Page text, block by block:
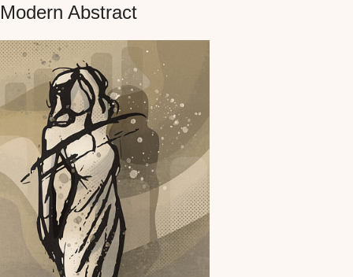
Modern Abstract